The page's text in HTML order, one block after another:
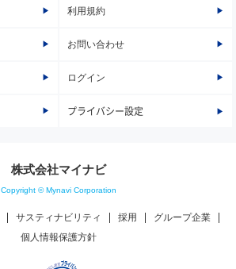
利用規約
お問い合わせ
ログイン
プライバシー設定
株式会社マイナビ
Copyright © Mynavi Corporation
サスティナビリティ 採用
グループ企業
個人情報保護方針